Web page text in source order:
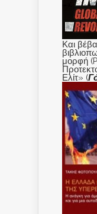
Και
μορφή
Ελίτ» (